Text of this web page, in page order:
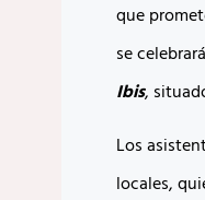
que
se
Ibis,
Los
locales,